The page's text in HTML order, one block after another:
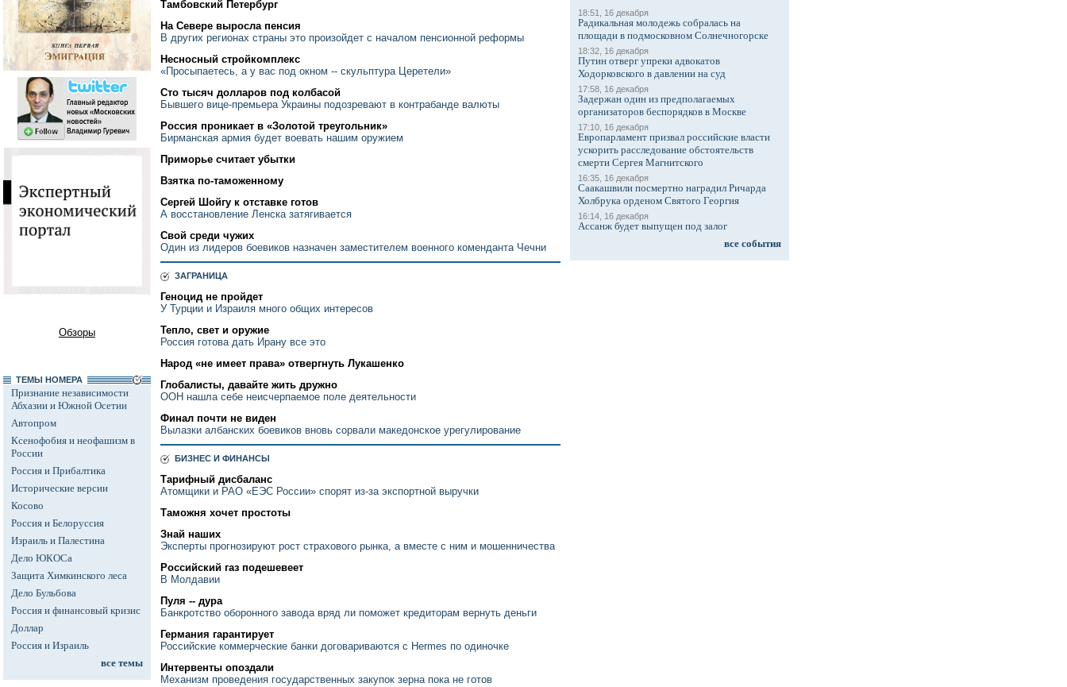
Обзоры
ТЕМЫ НОМЕРА
Признание независимости
Абхазии и Южной Осетии
Автопром
Ксенофобия и неофашизм в
России
Россия и Прибалтика
Исторические версии
Косово
Россия и Белоруссия
Израиль и Палестина
Дело ЮКОСа
Защита Химкинского леса
Дело Бульбова
Россия и финансовый кризис
Доллар
Россия и Израиль
все темы
Тамбовский Петербург
На Севере выросла пенсия
В других регионах страны это произойдет с началом пенсионной реформы
Несносный стройкомплекс
«Просыпаетесь, а у вас под окном -- скульптура Церетели»
Сто тысяч долларов под колбасой
Бывшего вице-премьера Украины подозревают в контрабанде валюты
Россия проникает в «Золотой треугольник»
Бирманская армия будет воевать нашим оружием
Приморье считает убытки
Взятка по-таможенному
Сергей Шойгу к отставке готов
А восстановление Ленска затягивается
Свой среди чужих
Один из лидеров боевиков назначен заместителем военного коменданта Чечни
ЗАГРАНИЦА
Геноцид не пройдет
У Турции и Израиля много общих интересов
Тепло, свет и оружие
Россия готова дать Ирану все это
Народ «не имеет права» отвергнуть Лукашенко
Глобалисты, давайте жить дружно
ООН нашла себе неисчерпаемое поле деятельности
Финал почти не виден
Вылазки албанских боевиков вновь сорвали македонское урегулирование
БИЗНЕС И ФИНАНСЫ
Тарифный дисбаланс
Атомщики и РАО «ЕЭС России» спорят из-за экспортной выручки
Таможня хочет простоты
Знай наших
Эксперты прогнозируют рост страхового рынка, а вместе с ним и мошенничества
Российский газ подешевеет
В Молдавии
Пуля -- дура
Банкротство оборонного завода вряд ли поможет кредиторам вернуть деньги
Германия гарантирует
Российские коммерческие банки договариваются с Hermes по одиночке
Интервенты опоздали
Механизм проведения государственных закупок зерна пока не готов
18:51, 16 декабря
Радикальная молодежь собралась на
площади в подмосковном Солнечногорске
18:32, 16 декабря
Путин отверг упреки адвокатов
Ходорковского в давлении на суд
17:58, 16 декабря
Задержан один из предполагаемых
организаторов беспорядков в Москве
17:10, 16 декабря
Европарламент призвал российские власти
ускорить расследование обстоятельств
смерти Сергея Магнитского
16:35, 16 декабря
Саакашвили посмертно наградил Ричарда
Холбрука орденом Святого Георгия
16:14, 16 декабря
Ассанж будет выпущен под залог
все события